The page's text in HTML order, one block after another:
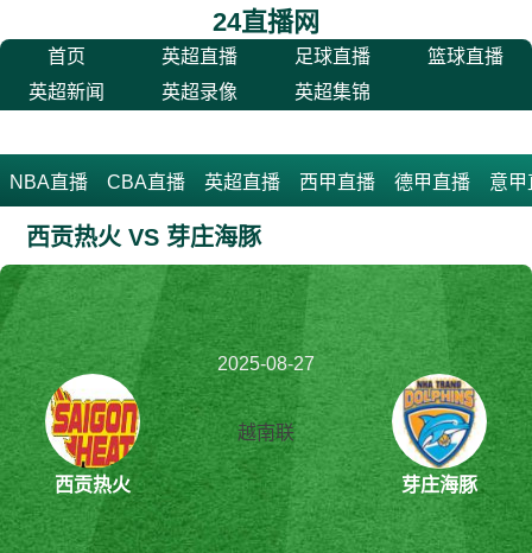
24直播网
首页 英超直播 足球直播
篮球直播
英超新闻
英超录像 英超集锦
NBA直播 CBA直播 英超直播 西甲直播 德甲直播 意甲
西贡热火 VS 芽庄海豚
西贡热火
2025-08-27
20:30:00
越南联
芽庄海豚